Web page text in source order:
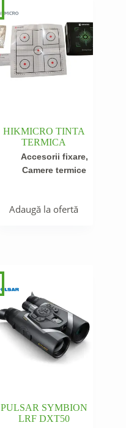
HIKMICRO TINTA
TERMICA
Accesorii fixare,
Camere termice
Adaugă la ofertă
PULSAR SYMBION
LRF DXT50